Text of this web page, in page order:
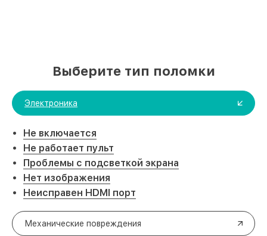
Выберите тип поломки
Электроника
Не включается
Не работает пульт
Проблемы с подсветкой экрана
Нет изображения
Неисправен HDMI порт
Механические повреждения